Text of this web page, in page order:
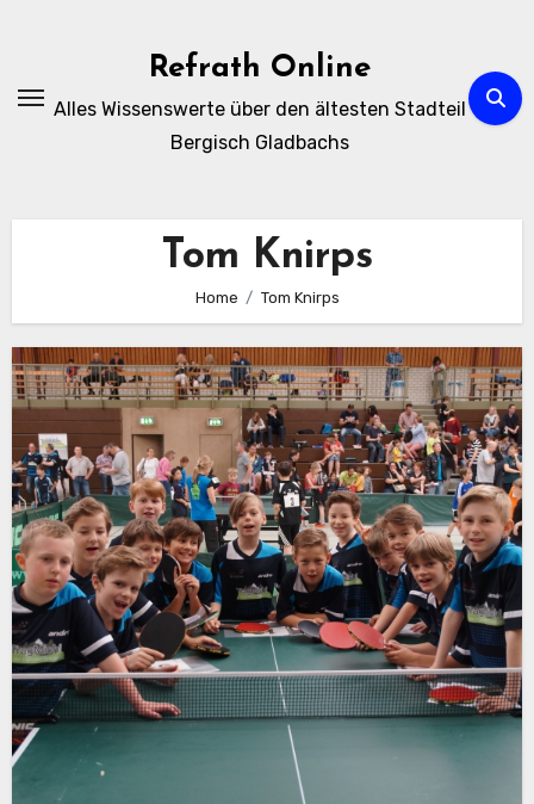
Refrath Online
Alles Wissenswerte über den ältesten Stadteil
Bergisch Gladbachs
Tom Knirps
Home Tom Knirps